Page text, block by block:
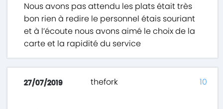
Nous avons pas attendu les plats était très
bon rien à redire le personnel étais souriant
et à l’écoute nous avons aimé le choix de la
carte et la rapidité du service
27/07/2019 thefork 10